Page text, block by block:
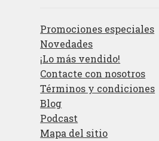
Promociones especiales
Novedades
¡Lo más vendido!
Contacte con nosotros
Términos y condiciones
Blog
Podcast
Mapa del sitio